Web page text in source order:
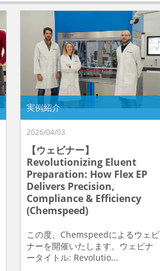
実例紹介
2026/04/03
【ウェビナー】
Revolutionizing Eluent
Preparation: How Flex EP
Delivers Precision,
Compliance & Efficiency
(Chemspeed)
この度、Chemspeedによるウェビ
ナーを開催いたします。ウェビナ
ータイトル: Revolutio...